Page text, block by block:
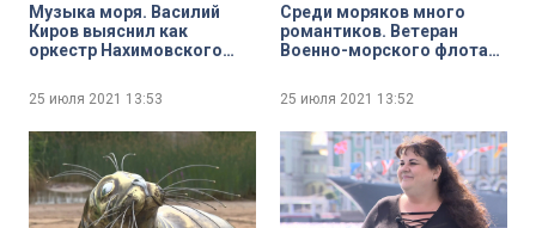
Музыка моря. Василий
Киров выяснил как
оркестр Нахимовского
Дня ВМФ
25 июля 2021 13:53
Среди моряков много
романтиков. Ветеран
Военно-морского флота
любимых морских местах
25 июля 2021 13:52